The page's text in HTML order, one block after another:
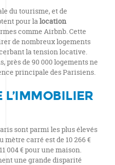
du tourisme, et de
pour lalocation
comme Airbnb. Cette
de nombreux logements
la tension locative.
près de 90 000 logements ne
principale des Parisiens.
L’IMMOBILIER
sont parmi les plus élevés
mètre carré est de 10 266 €
004 € pour une maison.
une grande disparité